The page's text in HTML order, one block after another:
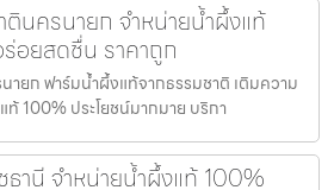
ตินครนายก จำหน่ายน้ำผึ้งแท้
อยสดชื่น ราคาถูก
ายก ฟาร์มน้ำผึ้งแท้จากธรรมชาติ เติมความ
100% ประโยชน์มากมาย บริกา
านี จำหน่ายน้ำผึ้งแท้ 100%